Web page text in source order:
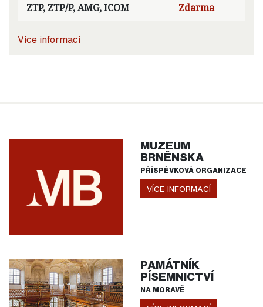
ZTP, ZTP/P, AMG, ICOM Zdarma
Více informací
MUZEUM
BRNĚNSKA
PŘÍSPĚVKOVÁ ORGANIZACE
VÍCE INFORMACÍ
PAMÁTNÍK
PÍSEMNICTVÍ
NA MORAVĚ